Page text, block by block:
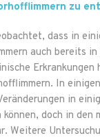
zu
dass in
auch bereits
In
in
doch in den
Weitere